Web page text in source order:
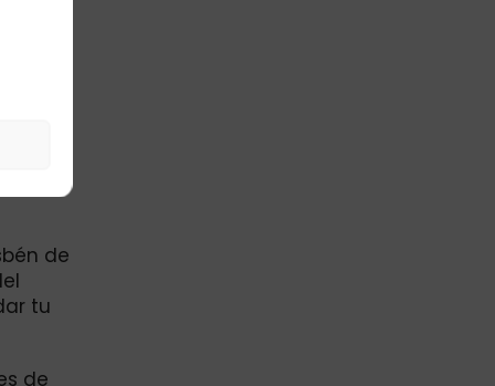
tu
de
tu
de